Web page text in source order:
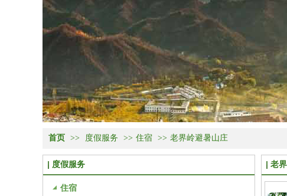
首页 >> 度假服务 >> 住宿 >> 老界岭避暑山庄
度假服务
住宿
老